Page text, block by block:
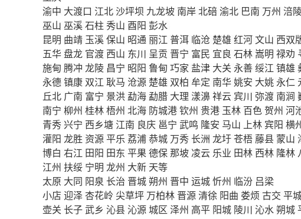
渝中 大渡口 江北沙坪坝 九龙坡 南岸北碚渝北 巴南 万州 涪
巫山 巫溪石柱 秀山 酉阳 彭水
昆明 曲靖 玉溪保山 昭通丽江 普洱 临沧 楚雄 红河文山 西双
五华盘龙 官渡 西山 东川 呈贡 晋宁 富民 宜良 石林嵩明 禄劝
施甸 腾冲 龙陵 昌宁 昭阳 鲁甸 巧家 盐津 大关 永善绥江 镇雄
永德镇康 双江 耿马 沧源 楚雄 双柏 牟定 南华姚安 大姚 永仁
丘北 广南 富宁 景洪 勐海 勐腊 大理 漾濞祥云 宾川 弥渡 南涧
南宁 柳州 桂林梧州 北海 防城港钦州 贵港 玉林 百色贺州 河
青秀兴宁 西乡塘 江南 良庆 邕宁 武鸣 隆安 马山 上林 宾阳 横
灌阳 龙胜 资源平乐 荔浦恭城 万秀 长洲 龙圩苍梧 藤县蒙山
博白 右江 田阳 田东 平果 德保那坡 凌云 乐业 田林 西林 隆林
江州 扶绥 宁明 龙州 大新 天等
太原 大同 阳泉 长治 晋城朔州 晋中 运城忻州 临汾 吕梁
小店 迎泽杏花岭 尖草坪 万柏林 晋源清徐 阳曲 娄烦 古交 平
壶关 长子武乡 沁县沁源城区 泽州 高平 阳城 陵川 沁水朔城